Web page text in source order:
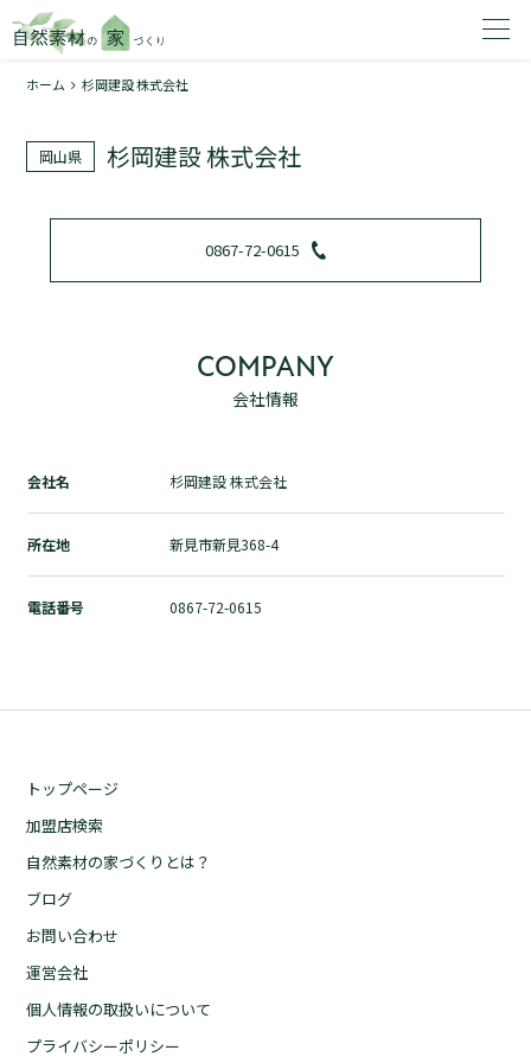
1
トップページ
加盟店検索
自然素材の家づくりとは？
ホーム 杉岡建設 株式会社
岡山県 杉岡建設 株式会社
0867-72-0615
COMPANY
会社情報
会社名 杉岡建設 株式会社
所在地 新見市新見368-4
電話番号 0867-72-0615
トップページ
加盟店検索
自然素材の家づくりとは？
ブログ
お問い合わせ
運営会社
個人情報の取扱いについて
プライバシーポリシー